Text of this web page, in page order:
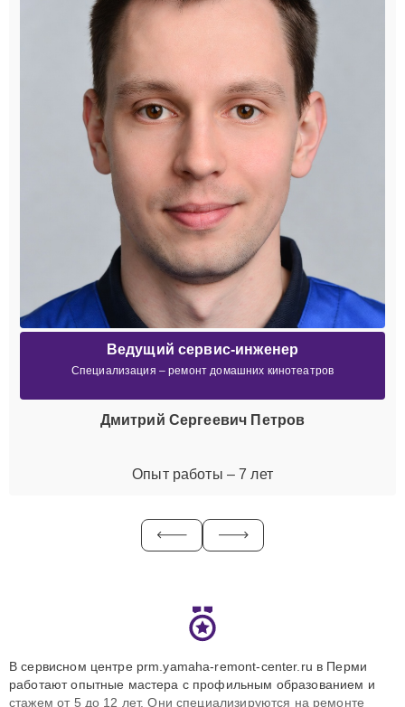
Ведущий сервис-инженер
Специализация – ремонт домашних кинотеатров
Дмитрий Сергеевич Петров
Опыт работы – 7 лет
В сервисном центре prm.yamaha-remont-center.ru в Перми
работают опытные мастера с профильным образованием и
стажем от 5 до 12 лет. Они специализируются на ремонте